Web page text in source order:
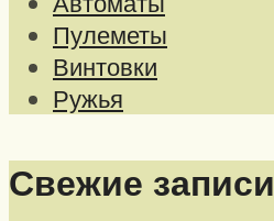
Пулеметы
Винтовки
Ружья
Свежие записи